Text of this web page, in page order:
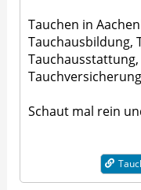
Tauchen in
Tauchausbildung,
Schaut mal rein